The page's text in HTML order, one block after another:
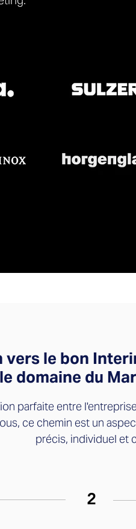
vers le bon
le domaine du
parfaite entre
ce chemin est un
précis, individuel et
2